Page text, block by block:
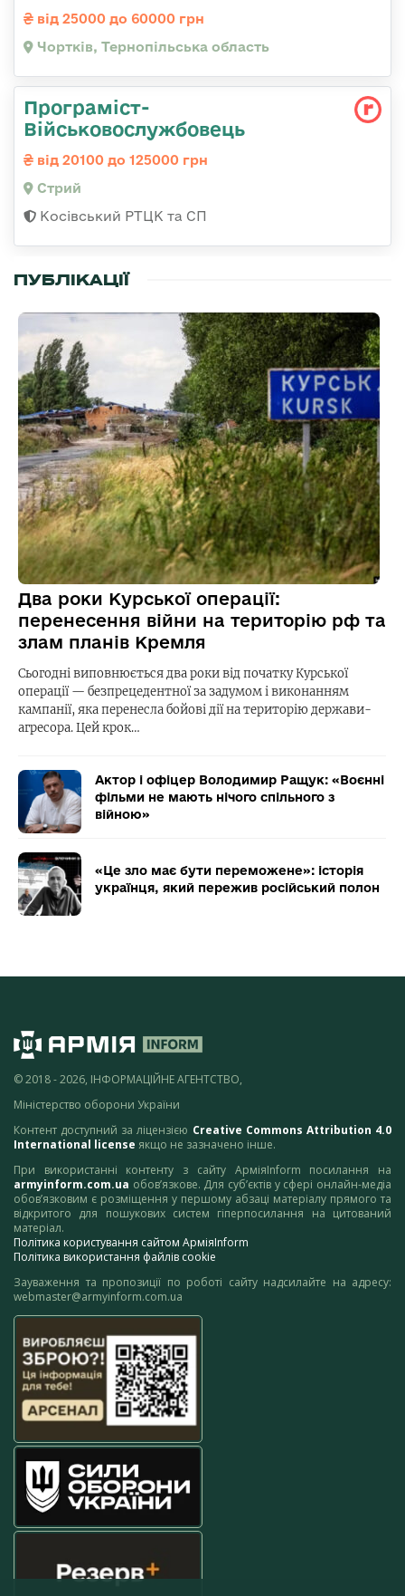
від 25000 до 60000 грн
Чортків, Тернопільська область
Програміст-
Військовослужбовець
від 20100 до 125000 грн
Стрий
Косівський РТЦК та СП
ПУБЛІКАЦІЇ
Два роки Курської операції:
перенесення війни на територію рф та
злам планів Кремля
Сьогодні виповнюється два роки від початку Курської
операції — безпрецедентної за задумом і виконанням
кампанії, яка перенесла бойові дії на територію держави-
агресора. Цей крок…
Актор і офіцер Володимир Ращук: «Воєнні
фільми не мають нічого спільного з
війною»
«Це зло має бути переможене»: історія
українця, який пережив російський полон
© 2018 - 2026, ІНФОРМАЦІЙНЕ АГЕНТСТВО,
Міністерство оборони України
Контент доступний за ліцензією Creative Commons Attribution 4.0
International license якщо не зазначено інше.
При використанні контенту з сайту АрміяInform посилання на
armyinform.com.ua обов’язкове. Для суб’єктів у сфері онлайн-медіа
обов’язковим є розміщення у першому абзаці матеріалу прямого та
відкритого для пошукових систем гіперпосилання на цитований
матеріал.
Політика користування сайтом АрміяInform
Політика використання файлів cookie
Зауваження та пропозиції по роботі сайту надсилайте на адресу:
webmaster@armyinform.com.ua